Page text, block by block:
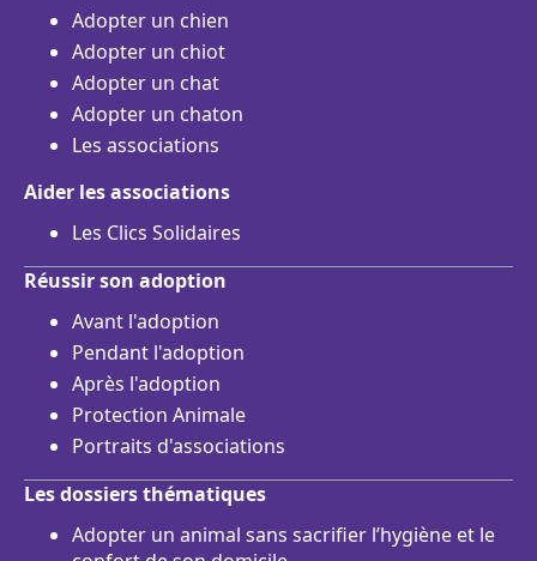
Adopter un chien
Adopter un chiot
Adopter un chat
Adopter un chaton
Les associations
Aider les associations
Les Clics Solidaires
Réussir son adoption
Avant l'adoption
Pendant l'adoption
Après l'adoption
Protection Animale
Portraits d'associations
Les dossiers thématiques
Adopter un animal sans sacrifier l’hygiène et le